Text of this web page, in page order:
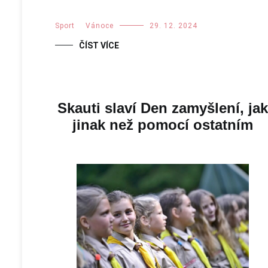
Sport Vánoce 29. 12. 2024
ČÍST VÍCE
Skauti slaví Den zamyšlení, jak
jinak než pomocí ostatním